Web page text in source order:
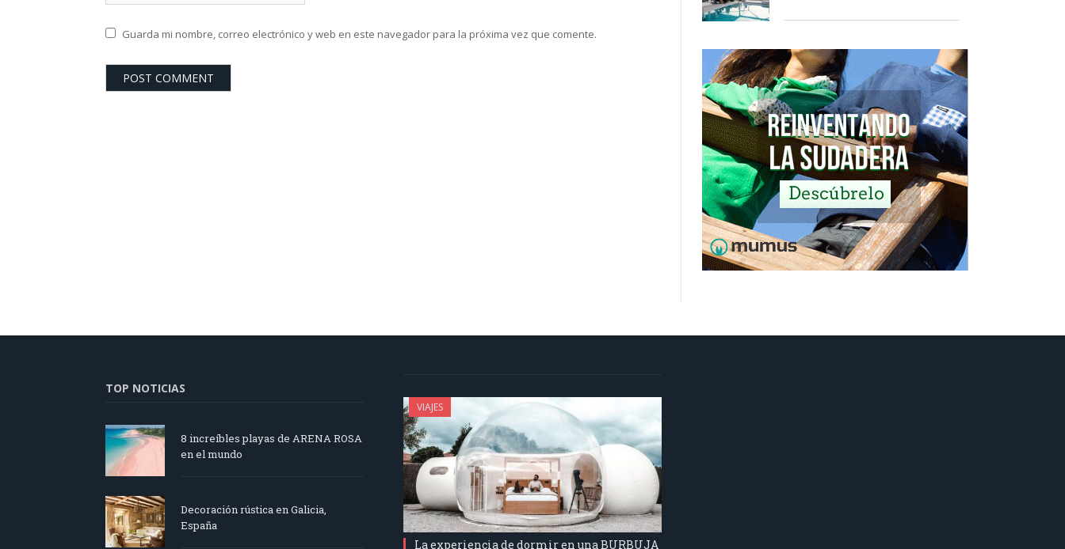
Guarda mi nombre, correo electrónico y web en este navegador para la próxima vez que comente.
TOP NOTICIAS
8 increíbles playas de ARENA ROSA
en el mundo
Decoración rústica en Galicia,
España
VIAJES
La experiencia de dormir en una BURBUJA